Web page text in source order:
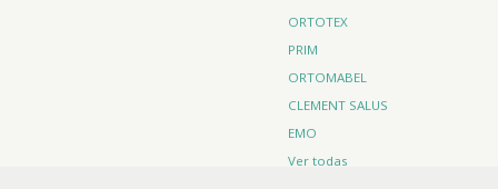
ORTOTEX
PRIM
ORTOMABEL
CLEMENT SALUS
EMO
Ver todas